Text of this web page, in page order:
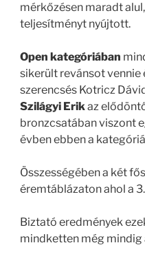
mérkőzésen maradt
teljesítményt nyújtott.
Open kategóriában
sikerült revánsot vennie
szerencsés Kotricz
Szilágyi Erikaz
bronzcsatában viszont
évben ebben a
Összességében a két
éremtáblázaton ahol a
Biztató eredmények
mindketten még mindig